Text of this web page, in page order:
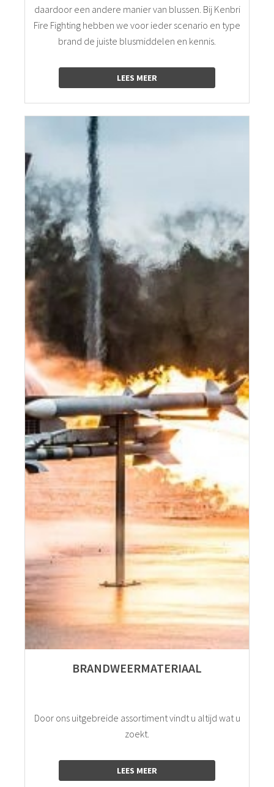
daardoor een andere manier van blussen. Bij Kenbri
Fire Fighting hebben we voor ieder scenario en type
brand de juiste blusmiddelen en kennis.
LEES MEER
BRANDWEERMATERIAAL
Door ons uitgebreide assortiment vindt u altijd wat u
zoekt.
LEES MEER